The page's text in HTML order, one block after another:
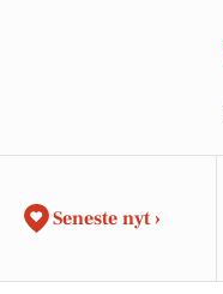
Seneste nyt ›